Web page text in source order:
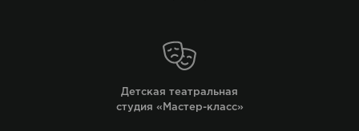
Детская театральная
студия «Мастер-класс»